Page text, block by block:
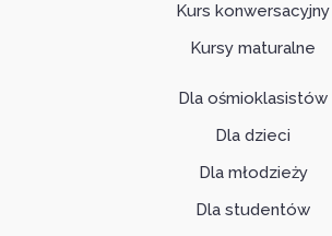
Kurs konwersacyjny
Kursy maturalne
Dla ośmioklasistów
Dla dzieci
Dla młodzieży
Dla studentów